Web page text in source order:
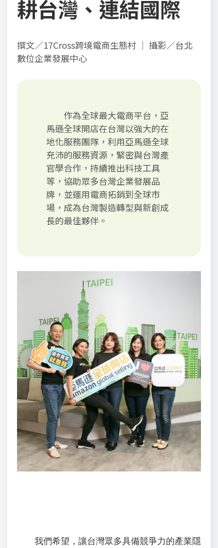
耕台灣、連結國際
撰文／17Cross跨境電商生態村 ｜ 攝影／台北
數位企業發展中心
作為全球最大電商平台，亞
馬遜全球開店在台灣以強大的在
地化服務團隊，利用亞馬遜全球
充沛的服務資源，緊密與台灣產
官學合作，持續推出科技工具
等，協助眾多台灣企業發展品
牌，並運用電商拓銷到全球市
場，成為台灣製造轉型與新創成
長的最佳夥伴。
我們希望，讓台灣眾多具備競爭力的產業隱